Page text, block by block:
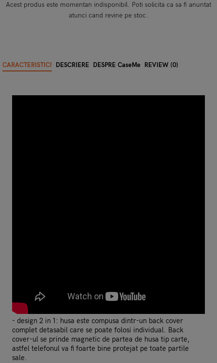
Acest produs este momentan indisponibil. Poti solicita ca sa fi anuntat
atunci cand revine pe stoc.
CARACTERISTICI DESCRIERE DESPRE CaseMe REVIEW (0)
- design 2 in 1: husa este compusa dintr-un back cover
complet detasabil care se poate folosi individual. Back
cover-ul se prinde magnetic de partea de husa tip carte,
astfel telefonul va fi foarte bine protejat pe toate partile
sale.